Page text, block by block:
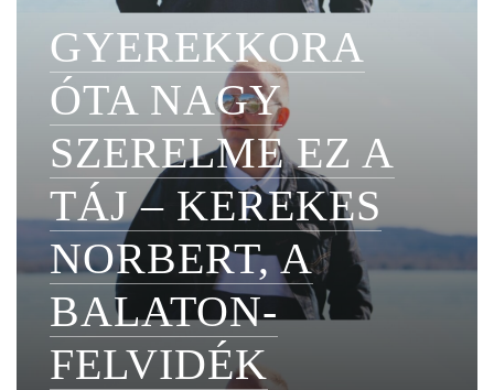
GYEREKKORA
ÓTA NAGY
SZERELME EZ A
TÁJ – KEREKES
NORBERT, A
BALATON-
FELVIDÉK